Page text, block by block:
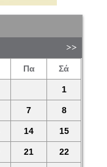
Πα Σά
1
7 8
14 15
21 22